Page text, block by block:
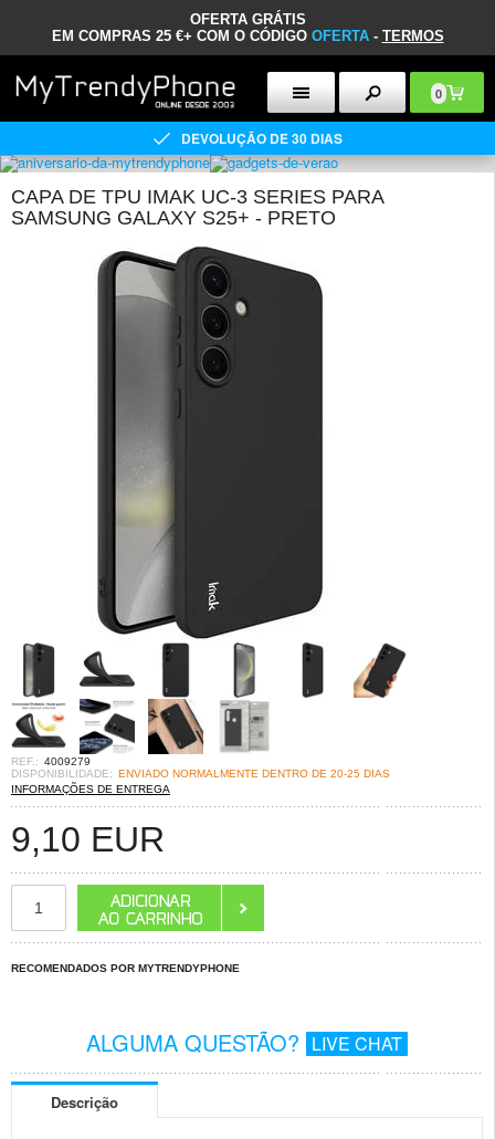
OFERTA GRÁTIS
EM COMPRAS 25 €+ COM O CÓDIGO OFERTA- TERMOS
0
DEVOLUÇÃO DE 30 DIAS
CAPA DE TPU IMAK UC-3 SERIES PARA
SAMSUNG GALAXY S25+ - PRETO
REF.: 4009279
DISPONIBILIDADE: ENVIADO NORMALMENTE DENTRO DE 20-25 DIAS
INFORMAÇÕES DE ENTREGA
9,10 EUR
RECOMENDADOS POR MYTRENDYPHONE
ALGUMA QUESTÃO? LIVE CHAT
Descrição